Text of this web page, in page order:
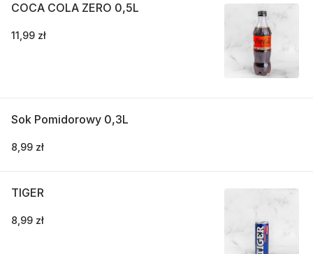
COCA COLA ZERO 0,5L
11,99 zł
Sok Pomidorowy 0,3L
8,99 zł
TIGER
8,99 zł